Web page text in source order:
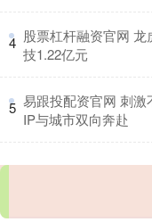
4 股票杠杆融资官网
技1.22亿元
5 易跟投配资官网 刺激
IP与城市双向奔赴